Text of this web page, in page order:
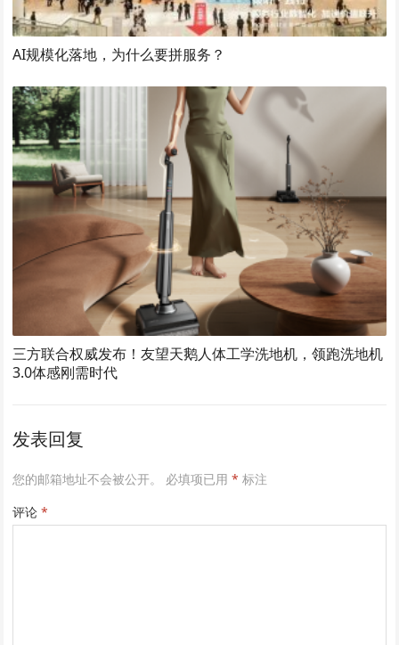
AI规模化落地，为什么要拼服务？
三方联合权威发布！友望天鹅人体工学洗地机，领跑洗地机
3.0体感刚需时代
发表回复
您的邮箱地址不会被公开。 必填项已用* 标注
评论*